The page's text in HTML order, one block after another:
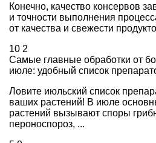
Конечно, качество консервов
и точности выполнения
от качества и свежести
10 2
Самые главные обработки от
июле: удобный список
Ловите июльский список
ваших растений! В июле
растений вызывают споры
пероноспороз, ...